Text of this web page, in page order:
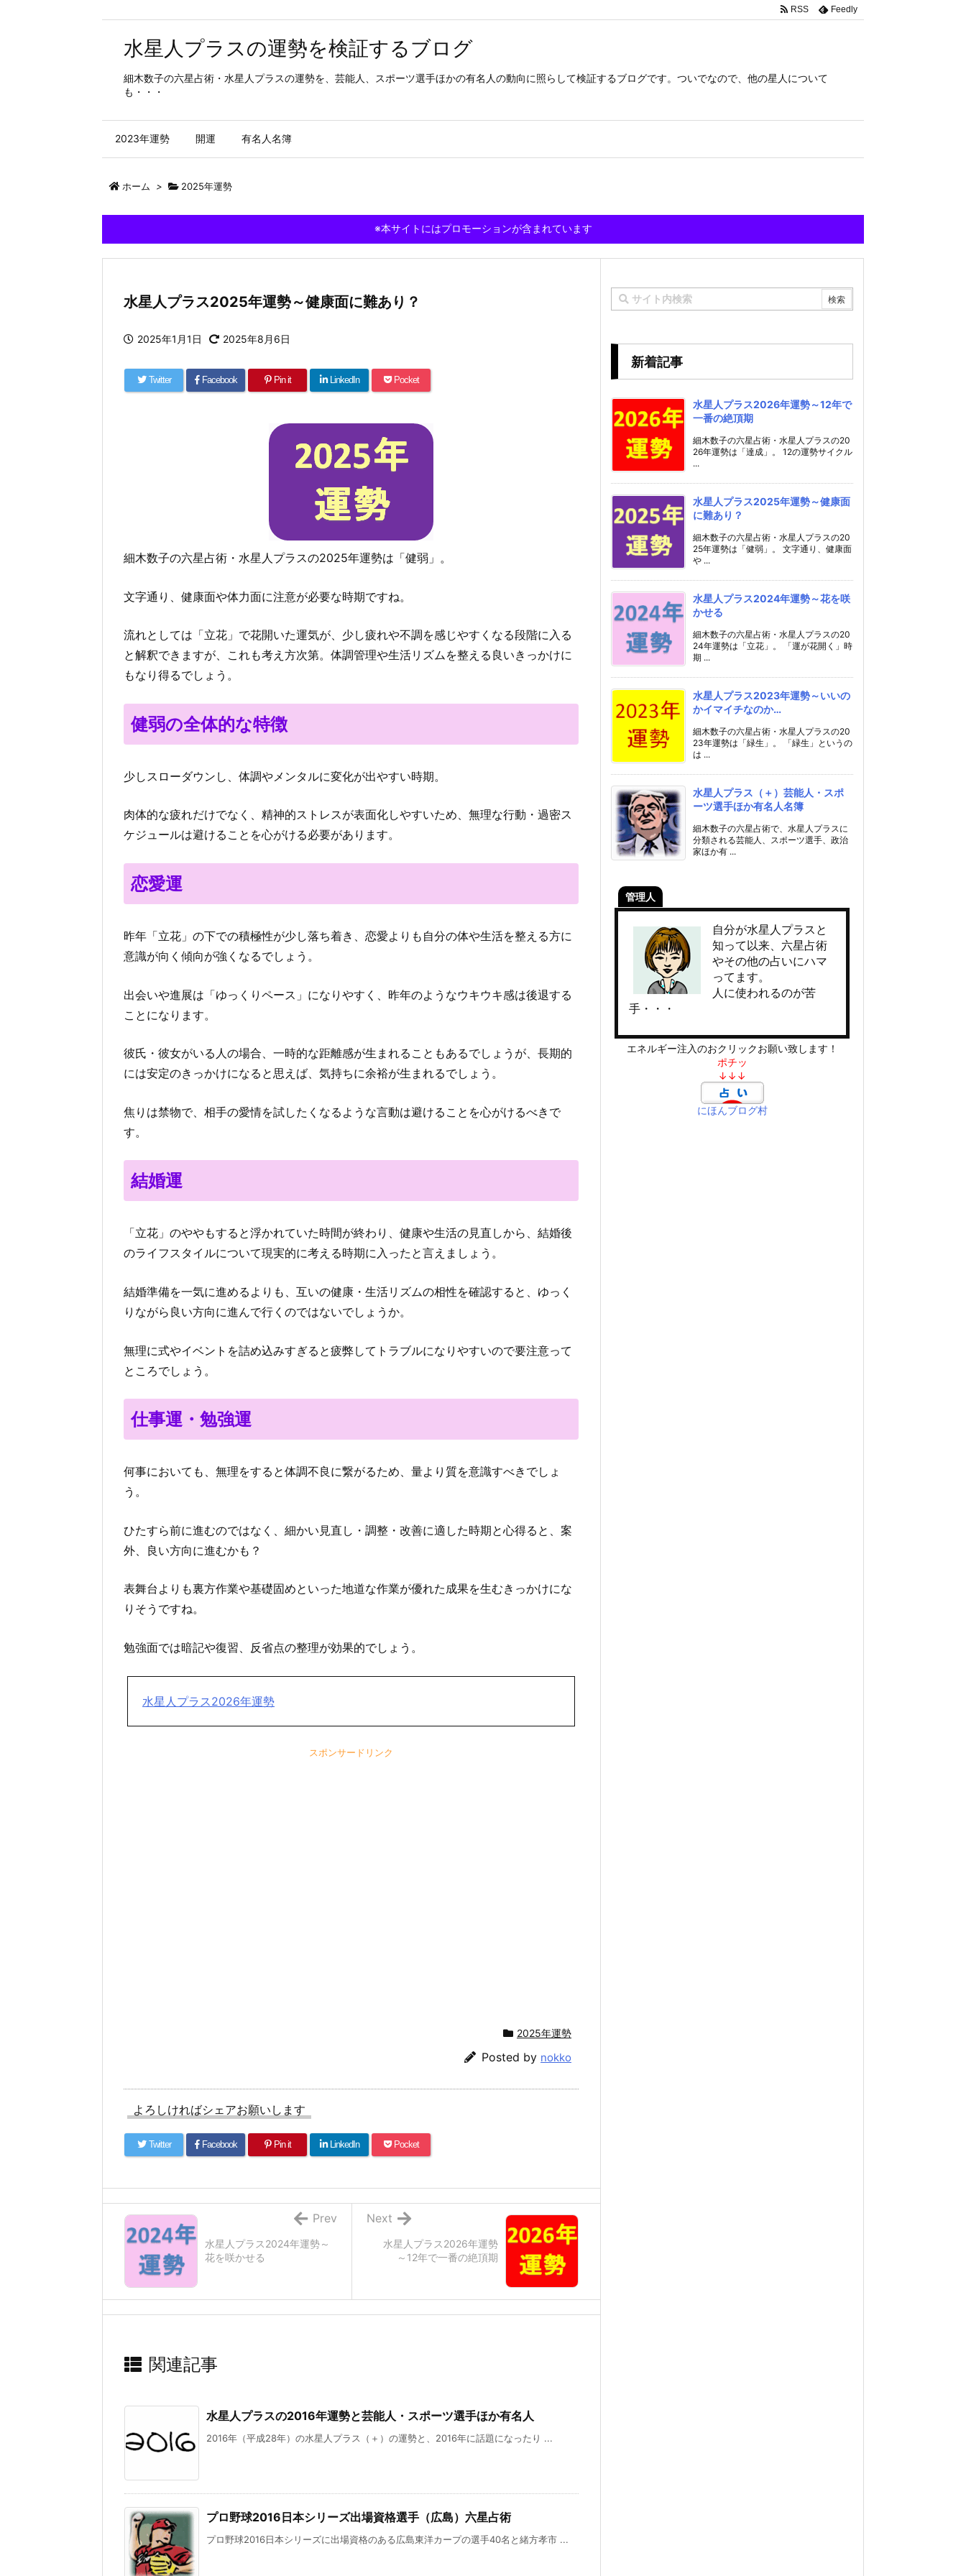
水星人プラスの運勢を検証するブログ
細木数子の六星占術・水星人プラスの運勢を、芸能人、スポーツ選手ほかの有名人の動向に照らして検証するブログです。ついでなので、他の星人について
も・・・
2023年運勢 開運 有名人名簿
RSS Feedly
ホーム > 2025年運勢
※本サイトにはプロモーションが含まれています
水星人プラス2025年運勢～健康面に難あり？
2025年1月1日 2025年8月6日
Twitter Facebook Pin it LinkedIn Pocket
細木数子の六星占術・水星人プラスの2025年運勢は「健弱」。
文字通り、健康面や体力面に注意が必要な時期ですね。
流れとしては「立花」で花開いた運気が、少し疲れや不調を感じやすくなる段階に入る
と解釈できますが、これも考え方次第。体調管理や生活リズムを整える良いきっかけに
もなり得るでしょう。
健弱の全体的な特徴
少しスローダウンし、体調やメンタルに変化が出やすい時期。
肉体的な疲れだけでなく、精神的ストレスが表面化しやすいため、無理な行動・過密ス
ケジュールは避けることを心がける必要があります。
恋愛運
昨年「立花」の下での積極性が少し落ち着き、恋愛よりも自分の体や生活を整える方に
意識が向く傾向が強くなるでしょう。
出会いや進展は「ゆっくりペース」になりやすく、昨年のようなウキウキ感は後退する
ことになります。
彼氏・彼女がいる人の場合、一時的な距離感が生まれることもあるでしょうが、長期的
には安定のきっかけになると思えば、気持ちに余裕が生まれるでしょう。
焦りは禁物で、相手の愛情を試したくなるような言動は避けることを心がけるべきで
す。
結婚運
「立花」のややもすると浮かれていた時間が終わり、健康や生活の見直しから、結婚後
のライフスタイルについて現実的に考える時期に入ったと言えましょう。
結婚準備を一気に進めるよりも、互いの健康・生活リズムの相性を確認すると、ゆっく
りながら良い方向に進んで行くのではないでしょうか。
無理に式やイベントを詰め込みすぎると疲弊してトラブルになりやすいので要注意って
ところでしょう。
仕事運・勉強運
何事においても、無理をすると体調不良に繋がるため、量より質を意識すべきでしょ
う。
ひたすら前に進むのではなく、細かい見直し・調整・改善に適した時期と心得ると、案
外、良い方向に進むかも？
表舞台よりも裏方作業や基礎固めといった地道な作業が優れた成果を生むきっかけにな
りそうですね。
勉強面では暗記や復習、反省点の整理が効果的でしょう。
水星人プラス2026年運勢
スポンサードリンク
2025年運勢
Posted by nokko
よろしければシェアお願いします
Twitter Facebook Pin it LinkedIn Pocket
水星人プラス2026年運勢
～12年で一番の絶頂期
Next
水星人プラス2024年運勢～
花を咲かせる
Prev
関連記事
水星人プラスの2016年運勢と芸能人・スポーツ選手ほか有名人
2016年（平成28年）の水星人プラス（＋）の運勢と、2016年に話題になったり ...
プロ野球2016日本シリーズ出場資格選手（広島）六星占術
プロ野球2016日本シリーズに出場資格のある広島東洋カープの選手40名と緒方孝市 ...
新着記事
水星人プラス2026年運勢～12年で
一番の絶頂期
細木数子の六星占術・水星人プラスの20
26年運勢は「達成」。 12の運勢サイクル
...
水星人プラス2025年運勢～健康面
に難あり？
細木数子の六星占術・水星人プラスの20
25年運勢は「健弱」。 文字通り、健康面
や ...
水星人プラス2024年運勢～花を咲
かせる
細木数子の六星占術・水星人プラスの20
24年運勢は「立花」。 「運が花開く」時
期 ...
水星人プラス2023年運勢～いいの
かイマイチなのか…
細木数子の六星占術・水星人プラスの20
23年運勢は「緑生」。 「緑生」というの
は ...
水星人プラス（＋）芸能人・スポ
ーツ選手ほか有名人名簿
細木数子の六星占術で、水星人プラスに
分類される芸能人、スポーツ選手、政治
家ほか有 ...
管理人
自分が水星人プラスと
知って以来、六星占術
やその他の占いにハマ
ってます。
人に使われるのが苦
手・・・
エネルギー注入のおクリックお願い致します！
ポチッ
↓↓↓
にほんブログ村